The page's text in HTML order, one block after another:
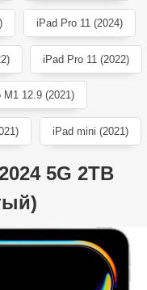
iPad Pro 11 (2024)
iPad Pro 11 (2022)
M1 12.9 (2021)
iPad mini (2021)
5G 2TB